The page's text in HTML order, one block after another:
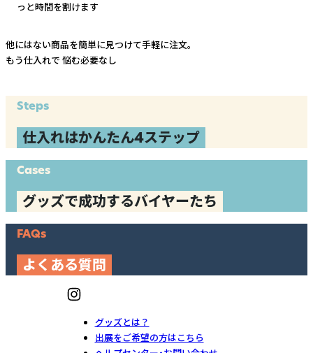
っと時間を割けます
他にはない商品を簡単に見つけて手軽に注文。
もう仕入れで 悩む必要なし
Steps
仕入れはかんたん4ステップ
Cases
グッズで成功するバイヤーたち
FAQs
よくある質問
グッズとは？
出展をご希望の方はこちら